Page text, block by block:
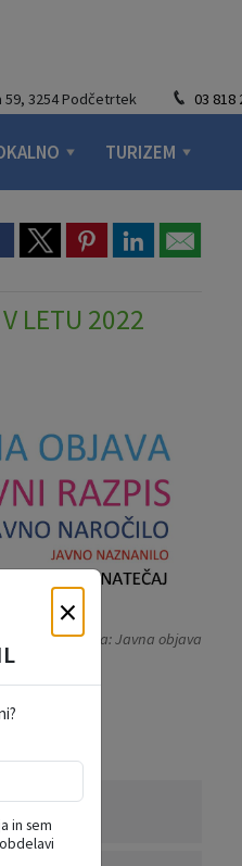
59, 3254 Podčetrtek 03 818
TURIZEM
LETU 2022
fotografija: Javna objava
×
in sem